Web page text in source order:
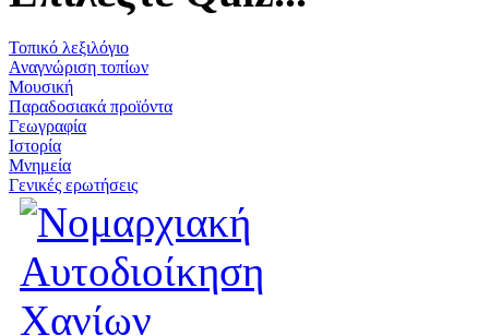
Τοπικό λεξιλόγιο
Αναγνώριση τοπίων
Μουσική
Παραδοσιακά προϊόντα
Γεωγραφία
Ιστορία
Μνημεία
Γενικές ερωτήσεις